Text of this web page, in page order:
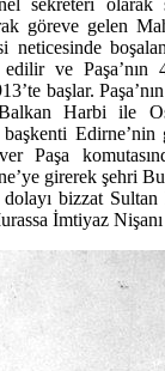
göreve gelen
neticesinde
ve Paşa’nın
başlar.
Harbi ile
Edirne’nin
Paşa
girerek şehri
dolayı bizzat
İmtiyaz